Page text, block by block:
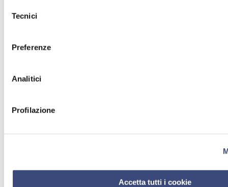
delTecnici
Preferenze
Analitici
Profilazione
Accetta tutti i cookie